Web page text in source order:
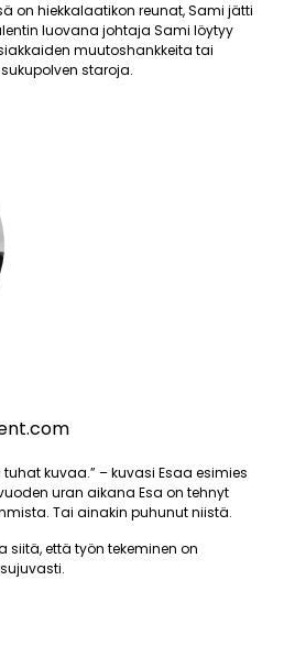
on hiekkalaatikon reunat, Sami jätti
luovana johtaja Sami löytyy
muutoshankkeita tai
staroja.
kuvaa.” – kuvasi Esaa esimies
uran aikana Esa on tehnyt
Tai ainakin puhunut niistä.
siitä, että työn tekeminen on